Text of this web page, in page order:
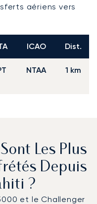
aériens vers
ICAO Dist.
NTAA 1 km
Les Plus
Depuis
?
et le Challenger